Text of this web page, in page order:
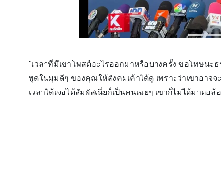
"เวลาที่มีเขาโพสต์อะไรออกมาหรือบางครั้ง ขอโทษนะ
พูดในมุมดีๆ ของคุณให้สังคมเค้าได้ดู เพราะว่าเขาอาจ
เวลาได้เจอได้สัมผัสเนี่ยก็เป็นคนเฉยๆ เขาก็ไม่ได้มาต่อ